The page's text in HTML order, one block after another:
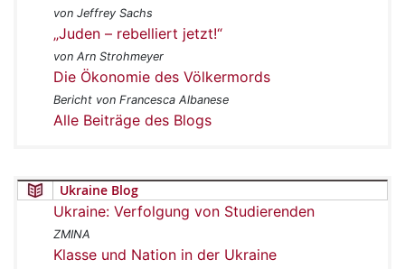
von Jeffrey Sachs
„Juden – rebelliert jetzt!“
von Arn Strohmeyer
Die Ökonomie des Völkermords
Bericht von Francesca Albanese
Alle Beiträge des Blogs
Ukraine Blog
Ukraine: Verfolgung von Studierenden
ZMINA
Klasse und Nation in der Ukraine